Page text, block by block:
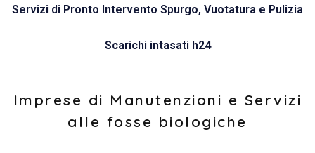
Servizi di Pronto Intervento Spurgo, Vuotatura e Pulizia
Scarichi intasati h24
Imprese di Manutenzioni e Servizi
alle fosse biologiche